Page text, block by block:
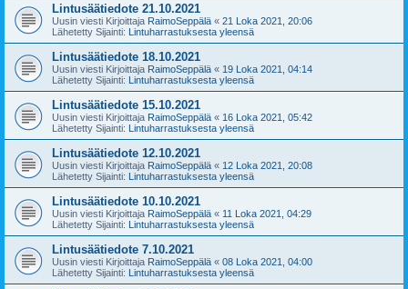
Lintusäätiedote 21.10.2021
Uusin viesti Kirjoittaja RaimoSeppälä « 21 Loka 2021, 20:06
Lähetetty Sijainti: Lintuharrastuksesta yleensä
Lintusäätiedote 18.10.2021
Uusin viesti Kirjoittaja RaimoSeppälä « 19 Loka 2021, 04:14
Lähetetty Sijainti: Lintuharrastuksesta yleensä
Lintusäätiedote 15.10.2021
Uusin viesti Kirjoittaja RaimoSeppälä « 16 Loka 2021, 05:42
Lähetetty Sijainti: Lintuharrastuksesta yleensä
Lintusäätiedote 12.10.2021
Uusin viesti Kirjoittaja RaimoSeppälä « 12 Loka 2021, 20:08
Lähetetty Sijainti: Lintuharrastuksesta yleensä
Lintusäätiedote 10.10.2021
Uusin viesti Kirjoittaja RaimoSeppälä « 11 Loka 2021, 04:29
Lähetetty Sijainti: Lintuharrastuksesta yleensä
Lintusäätiedote 7.10.2021
Uusin viesti Kirjoittaja RaimoSeppälä « 08 Loka 2021, 04:00
Lähetetty Sijainti: Lintuharrastuksesta yleensä